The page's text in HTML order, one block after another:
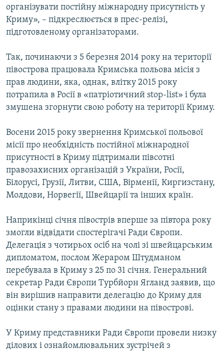
організувати постійну міжнародну присутність у
Криму», – підкреслюється в прес-релізі,
підготовленому організаторами.
Так, починаючи з 5 березня 2014 року на території
півострова працювала Кримська польова місія з
прав людини, яка, однак, влітку 2015 року
потрапила в Росії в «патріотичний stop-list» і була
змушена згорнути свою роботу на території Криму.
Восени 2015 року звернення Кримської польової
місії про необхідність постійної міжнародної
присутності в Криму підтримали півсотні
правозахисних організацій з України, Росії,
Білорусі, Грузії, Литви, США, Вірменії, Киргизстану,
Молдови, Норвегії, Швейцарії та інших країн.
Наприкінці січня півострів вперше за півтора року
змогли відвідати спостерігачі Ради Європи.
Делегація з чотирьох осіб на чолі зі швейцарським
дипломатом, послом Жераром Штудманом
перебувала в Криму з 25 по 31 січня. Генеральний
секретар Ради Європи Турбйорн Ягланд заявив, що
він вирішив направити делегацію до Криму для
оцінки стану з правами людини на півострові.
У Криму представники Ради Європи провели низку
ділових і ознайомлювальних зустрічей з